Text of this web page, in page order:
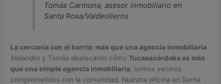
Tomás Carmona, asesor inmobiliario en
Santa Rosa/Valdeolleros
La cercanía con el barrio: más que una agencia inmobiliaria
Alejandro y Tomás destacaron cómoTucasacórdoba es más
que una simple agencia inmobiliaria; somos vecinos
comprometidos con la comunidad. Nuestra oficina en Santa